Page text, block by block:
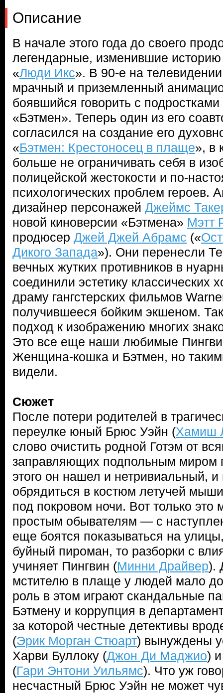
Описание
В начале этого года до своего
легендарные, изменившие
«Люди Икс». В 90-е на
мрачный и приземленный
боявшийся говорить с
«Бэтмен». Теперь один из его
согласился на создание его
«Бэтмен: Крестоносец в плаще», в
больше не ограничивать себя в
полицейской жестокости и по-
психологических проблем героев.
дизайнер персонажей Джеймс
новой киноверсии «Бэтмена» Мэтт
продюсер Джей Джей Абрамс («
Дикого Запада»). Они перенесли
вечных жутких противников в
соединили эстетику классических
драму гангстерских фильмов
получившееся бойким экшеном.
подход к изображению многих
Это все еще наши любимые
Женщина-кошка и Бэтмен, но
видели.
Сюжет
После потери родителей в
переулке юный Брюс Уэйн (Хамиш
слово очистить родной Готэм от
заправляющих подпольным миром
этого он нашел и нетривиальный,
обрядиться в костюм летучей
под покровом ночи. Вот только это
простым обывателям — с
еще боятся показываться на
буйный пироман, то разборки с
учиняет Пингвин (Минни Драйвер).
мстителю в плаще у людей мало
роль в этом играют скандальные
Бэтмену и коррупция в
за которой честные детективы
(Эрик Морган Стюарт) вынуждены
Харви Буллоку (Джон Ди Маджио)
(Гари Энтони Уильямс). Что уж
несчастный Брюс Уэйн не может